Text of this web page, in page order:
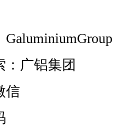
：广铝集团
信